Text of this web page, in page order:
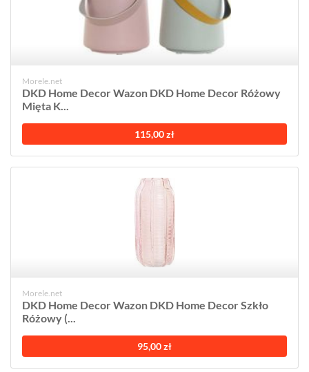
Morele.net
DKD Home Decor Wazon DKD Home Decor Różowy
Mięta K...
115,00 zł
Morele.net
DKD Home Decor Wazon DKD Home Decor Szkło
Różowy (...
95,00 zł